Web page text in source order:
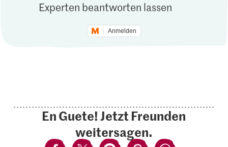
Experten beantworten lassen
Anmelden
En Guete! Jetzt Freunden
weitersagen.